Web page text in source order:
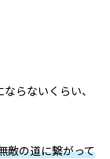
らないくらい、
敵の道に繋がって